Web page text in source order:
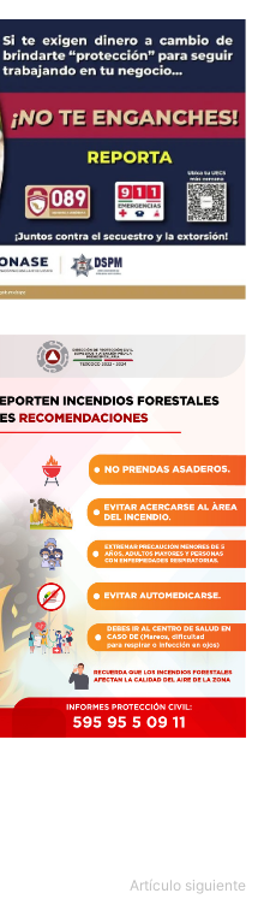
Artículo siguiente